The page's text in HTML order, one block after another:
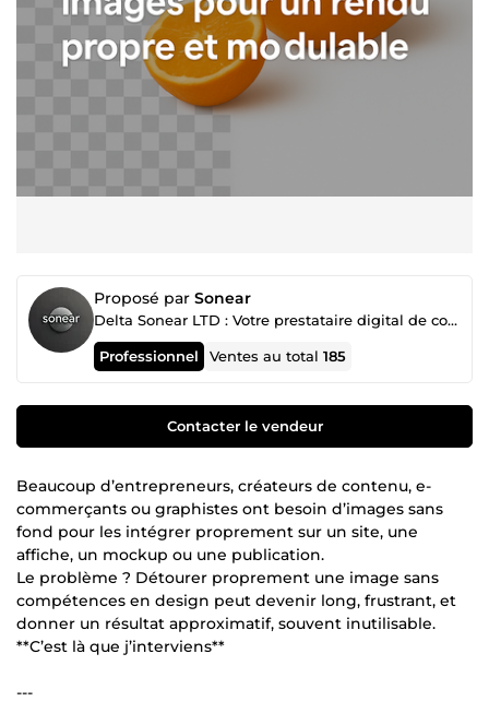
Proposé par Sonear
Delta Sonear LTD : Votre prestataire digital de confiance
Professionnel Ventes au total185
Contacter le vendeur
Beaucoup d’entrepreneurs, créateurs de contenu, e-
commerçants ou graphistes ont besoin d’images sans
fond pour les intégrer proprement sur un site, une
affiche, un mockup ou une publication.
Le problème ? Détourer proprement une image sans
compétences en design peut devenir long, frustrant, et
donner un résultat approximatif, souvent inutilisable.
**C’est là que j’interviens**
---